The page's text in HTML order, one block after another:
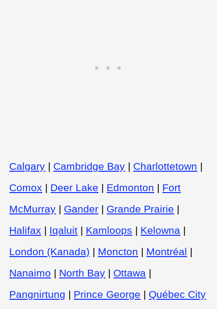
Calgary | Cambridge Bay | Charlottetown |
Comox | Deer Lake | Edmonton | Fort
McMurray | Gander | Grande Prairie |
Halifax | Iqaluit | Kamloops | Kelowna |
London (Kanada) | Moncton | Montréal |
Nanaimo | North Bay | Ottawa |
Pangnirtung | Prince George | Québec City